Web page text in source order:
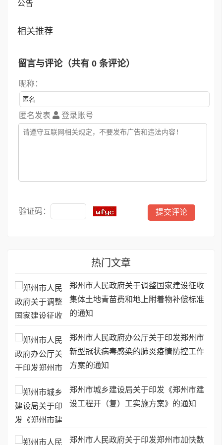
公告
相关推荐
留言与评论（共有 0 条评论）
昵称：
匿名发表 登录账号
验证码：
热门文章
郑州市人民政府关于调整国家建设征收
集体土地青苗费和地上附着物补偿标准
的通知
郑州市人民政府办公厅关于印发郑州市
新型冠状病毒感染的肺炎疫情防控工作
方案的通知
郑州市城乡建设局关于印发《郑州市建
设工程开（复）工实施方案》的通知
郑州市人民政府关于印发郑州市加快数